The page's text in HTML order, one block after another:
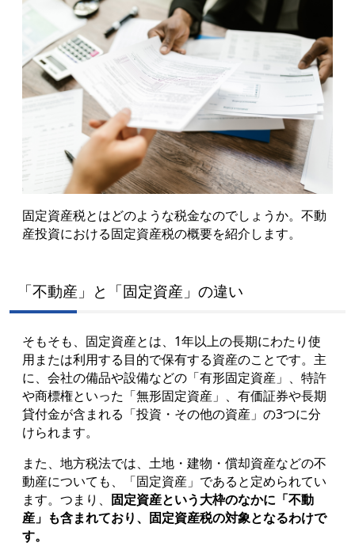
固定資産税とはどのような税金なのでしょうか。不動
産投資における固定資産税の概要を紹介します。
「不動産」と「固定資産」の違い
そもそも、固定資産とは、1年以上の長期にわたり使
用または利用する目的で保有する資産のことです。主
に、会社の備品や設備などの「有形固定資産」、特許
や商標権といった「無形固定資産」、有価証券や長期
貸付金が含まれる「投資・その他の資産」の3つに分
けられます。
また、地方税法では、土地・建物・償却資産などの不
動産についても、「固定資産」であると定められてい
ます。つまり、 固定資産という大枠のなかに「不動
産」も含まれており、固定資産税の対象となるわけで
す。